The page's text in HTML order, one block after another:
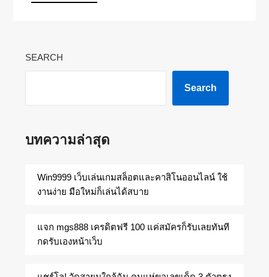
SEARCH
Search
บทความล่าสุด
Win9999 เว็บเล่นเกมสล็อตและคาสิโนออนไลน์ ใช้
งานง่าย มือใหม่ก็เล่นได้สบาย
แจก mgs888 เครดิตฟรี 100 แค่สมัครก็รับเลยทันที
กดรับเองหน้าเว็บ